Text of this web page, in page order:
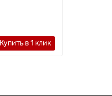
Купить в 1 клик